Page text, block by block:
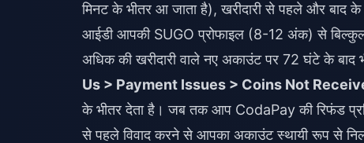
मिनट के भीतर आ जाता है), खरीदारी से पहले और बाद
आईडी आपकी SUGO प्रोफाइल (8-12 अंक) से
अधिक की खरीदारी वाले नए अकाउंट पर 72 घंटे के बाद
Us > Payment Issues > Coins Not
के भीतर देता है। जब तक आप CodaPay की रिफंड
से पहले विवाद करने से आपका अकाउंट स्थायी रूप से